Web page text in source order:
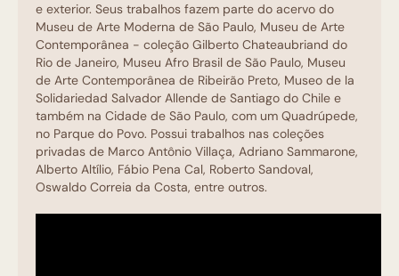
e exterior. Seus trabalhos fazem parte do acervo do
Museu de Arte Moderna de São Paulo, Museu de Arte
Contemporânea - coleção Gilberto Chateaubriand do
Rio de Janeiro, Museu Afro Brasil de São Paulo, Museu
de Arte Contemporânea de Ribeirão Preto, Museo de la
Solidariedad Salvador Allende de Santiago do Chile e
também na Cidade de São Paulo, com um Quadrúpede,
no Parque do Povo. Possui trabalhos nas coleções
privadas de Marco Antônio Villaça, Adriano Sammarone,
Alberto Altílio, Fábio Pena Cal, Roberto Sandoval,
Oswaldo Correia da Costa, entre outros.